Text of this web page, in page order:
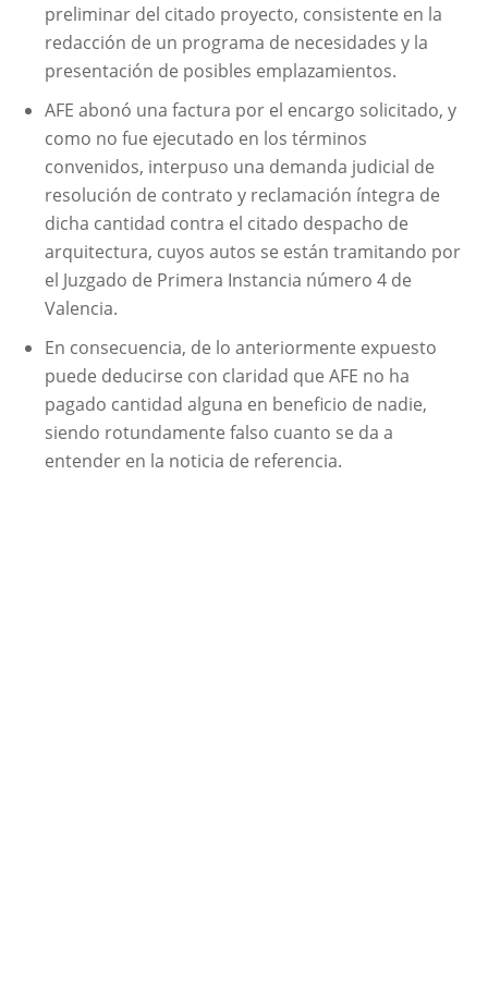
preliminar del citado proyecto, consistente en la
redacción de un programa de necesidades y la
presentación de posibles emplazamientos.
AFE abonó una factura por el encargo solicitado, y
como no fue ejecutado en los términos
convenidos, interpuso una demanda judicial de
resolución de contrato y reclamación íntegra de
dicha cantidad contra el citado despacho de
arquitectura, cuyos autos se están tramitando por
el Juzgado de Primera Instancia número 4 de
Valencia.
En consecuencia, de lo anteriormente expuesto
puede deducirse con claridad que AFE no ha
pagado cantidad alguna en beneficio de nadie,
siendo rotundamente falso cuanto se da a
entender en la noticia de referencia.